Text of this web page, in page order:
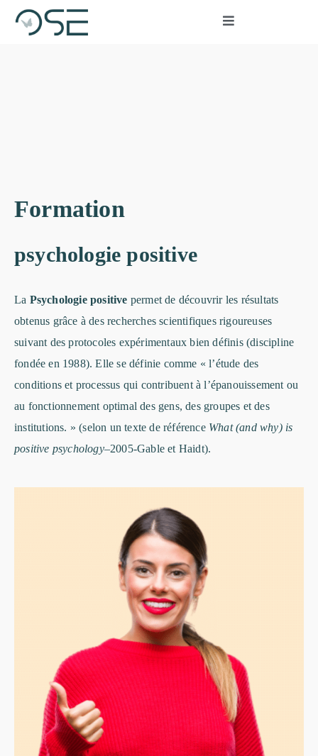
Formation
psychologie positive
La Psychologie positive permet de découvrir les résultats
obtenus grâce à des recherches scientifiques rigoureuses
suivant des protocoles expérimentaux bien définis (discipline
fondée en 1988). Elle se définie comme « l’étude des
conditions et processus qui contribuent à l’épanouissement ou
au fonctionnement optimal des gens, des groupes et des
institutions. » (selon un texte de référence What (and why) is
positive psychology–2005-Gable et Haidt).